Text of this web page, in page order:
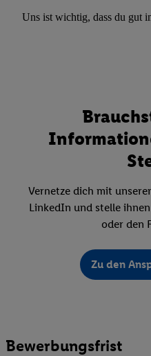
Uns ist wichtig, dass du gut
Vernetze dich mit
LinkedIn und stelle
oder den
Zu den
Bewerbungsfrist